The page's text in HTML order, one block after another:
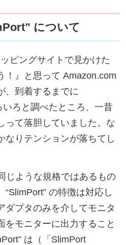
について
ピングサイトで見かけた
！』と思って Amazon.com
、到着するまでに
いろと調べたところ、一昔
って落胆していました。な
なりテンションが落ちてし
じような規格ではあるもの
の特徴は対応し
ダプタのみを介してモニタ
をモニターに出力すること
は（「SlimPort